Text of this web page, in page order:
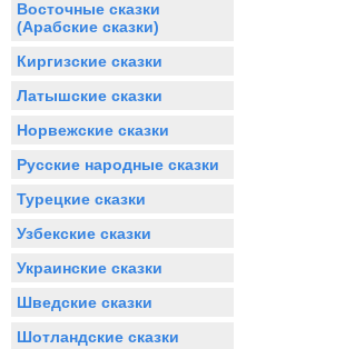
Восточные сказки
(Арабские сказки)
Киргизские сказки
Латышские сказки
Норвежские сказки
Русские народные сказки
Турецкие сказки
Узбекские сказки
Украинские сказки
Шведские сказки
Шотландские сказки